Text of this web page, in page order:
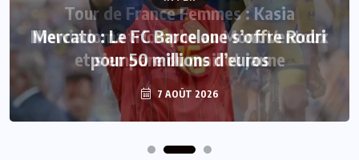
Mercato : Le FC Barcelone s’offre Rodri
pour 50 millions d’euros
7 AOÛT 2026